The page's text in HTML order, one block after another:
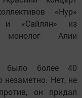
«Нур»
и «Сайлян» из
монолог Алии
было более 40
Нет, не
он придал